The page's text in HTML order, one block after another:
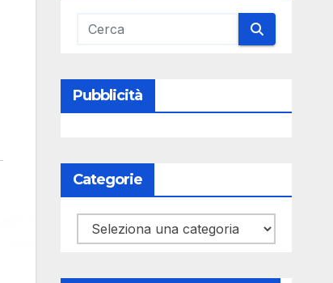
Pubblicità
Categorie
Categorie